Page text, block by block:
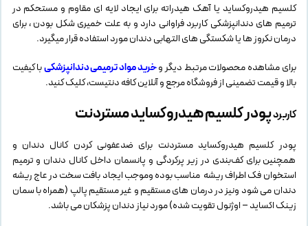
کلسیم هیدروکساید یا آهک هیدراته برای ایجاد لایه ای مقاوم و مستحکم در
ترمیم های دندانپزشکی کاربرد فراوانی دارد و به علت خمیری شکل بودن ، برای
درمان نکروز ها یا شکستگی های التهابی دندان مورد استفاده قرار میگیرد.
برای مشاهده محصولات مرتبط دیگر وخرید مواد ترمیمی دندانپزشکیبا کیفیت
بالا و قیمت تضمینی از فروشگاه مرجع و آنلاین کافه دنتیست، کلیک کنید.
کاربردپودر کلسیم هیدروکساید مستردنت
پودر کلسیم هیدروکساید مستردنت برای ضدعفونی کردن کانال دندان و
همچنین برای کف‌بندی در زیر پرکردگی و پانسمان داخل کانال دندان و ترمیم
استخوان فک اطراف ریشه مناسب بوده وموجب ایجاد بافت سخت در عاج ریشه
دندان می شود ونیز در درمان های مستقیم و غیر مستقیم پالپ (همراه با سمان
زینک اکساید – اوژنول تقویت شده) مورد نیاز دندان پزشکان می باشد.